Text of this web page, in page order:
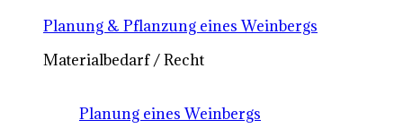
Planung & Pflanzung eines Weinbergs
Materialbedarf / Recht
Planung eines Weinbergs